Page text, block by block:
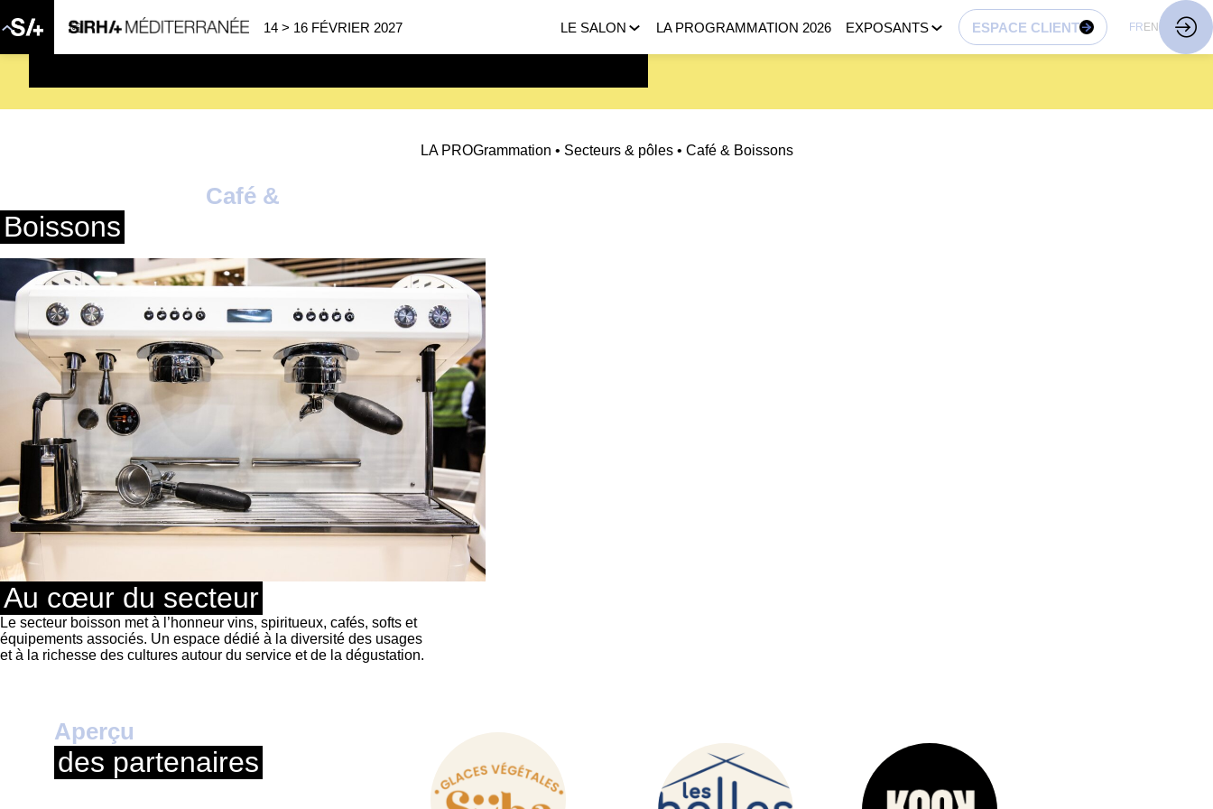
14 > 16 FÉVRIER 2027 LE SALON LA PROGRAMMATION 2026 EXPOSANTS ESPACE CLIENT FR EN
LA PROGrammation • Secteurs & pôles • Café & Boissons
Café &
Boissons
Au cœur du secteur
Le secteur boisson met à l’honneur vins, spiritueux, cafés, softs et
équipements associés. Un espace dédié à la diversité des usages
et à la richesse des cultures autour du service et de la dégustation.
Aperçu
des partenaires